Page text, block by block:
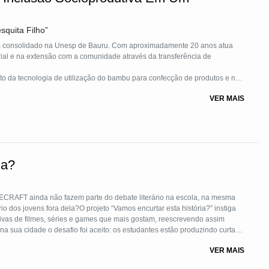
Filho”
na Unesp de Bauru. Com aproximadamente 20 anos atua
de
sustentável.
VER MAIS
ainda não fazem parte do debate literário na escola, na mesma
dos jovens fora dela?O projeto “Vamos encurtar esta história?” instiga
de filmes, séries e games que mais gostam, reescrevendo assim
sua cidade o desafio foi aceito: os estudantes estão produzindo curtas
exibido em praça pública para a comunidade.
VER MAIS